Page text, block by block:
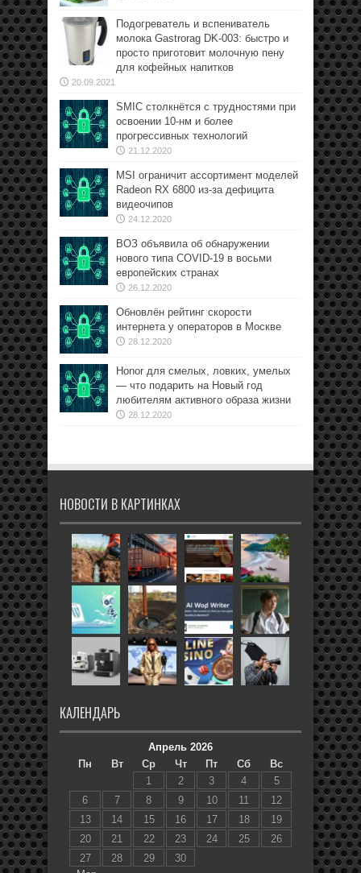
Подогреватель и вспениватель
молока Gastrorag DK-003: быстро и
просто приготовит молочную пену
для кофейных напитков
20.09.2021
SMIC столкнётся с трудностями при
освоении 10-нм и более
прогрессивных технологий
21.12.2020
MSI ограничит ассортимент моделей
Radeon RX 6800 из-за дефицита
видеочипов
24.12.2020
ВОЗ объявила об обнаружении
нового типа COVID-19 в восьми
европейских странах
26.12.2020
Обновлён рейтинг скорости
интернета у операторов в Москве
28.12.2020
Honor для смелых, ловких, умелых
— что подарить на Новый год
любителям активного образа жизни
28.12.2020
НОВОСТИ В КАРТИНКАХ
КАЛЕНДАРЬ
Апрель 2026
Пн
Вт Ср Чт Пт Сб
Вс
1
2 3 4
5
6
7 8 9 10 11
12
13
14 15 16 17 18
19
20
21 22 23 24 25
26
27
28 29
30